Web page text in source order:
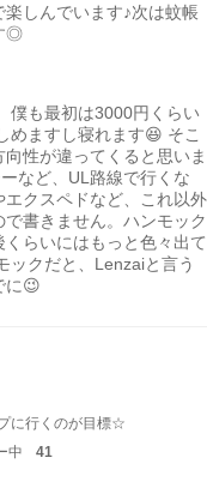
しんでいます♪次は蚊帳
◎
僕も最初は3000円くらい
めますし寝れます😆 そこ
性が違ってくると思いま
など、UL路線で行くな
クスペドなど、これ以外
書きません。ハンモック
らいにはもっと色々出て
ックだと、Lenzaiと言う
に😉
に行くのが目標☆
中 41